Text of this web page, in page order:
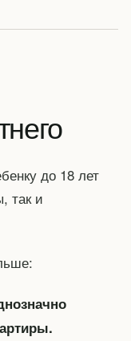
до 18 лет
так и